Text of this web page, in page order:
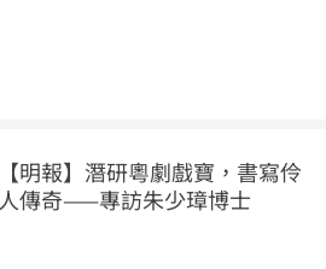
【明報】潛研粵劇戲寶，書寫伶
人傳奇——專訪朱少璋博士